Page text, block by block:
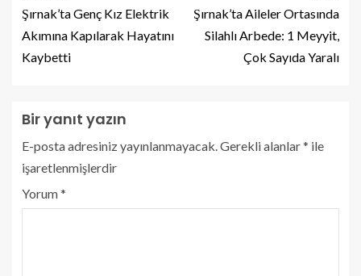
Şırnak’ta Genç Kız Elektrik
Akımına Kapılarak Hayatını
Kaybetti
Şırnak’ta Aileler Ortasında
Silahlı Arbede: 1 Meyyit,
Çok Sayıda Yaralı
Bir yanıt yazın
E-posta adresiniz yayınlanmayacak.Gerekli alanlar* ile
işaretlenmişlerdir
Yorum*